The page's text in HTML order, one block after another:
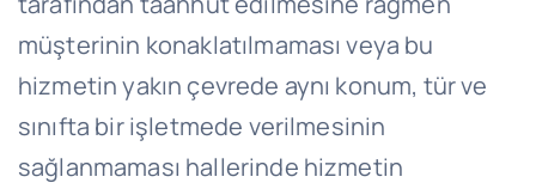
müşterinin konaklatılmaması veya bu
hizmetin yakın çevrede aynı konum, tür ve
sınıfta bir işletmede verilmesinin
sağlanmaması hallerinde hizmetin